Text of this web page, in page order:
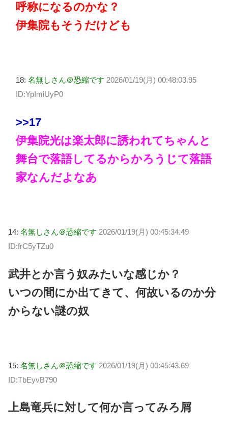
呼称になるのかな？
伊集院もそうだけども
18: 名無しさん＠恐縮です 2026/01/19(月) 00:48:03.95
ID:YpImiUyP0
>>17
伊集院光は楽太郎に誘われてちゃんと
舞台で落語してるからかろうじて落語
家なんだよなあ
14: 名無しさん＠恐縮です 2026/01/19(月) 00:45:34.49
ID:frC5yTZu0
武井とか言う奴みたいな感じか？
いつの間にか出てきて、何故いるのか分
からない謎の奴
15: 名無しさん＠恐縮です 2026/01/19(月) 00:45:43.69
ID:TbEyvB790
上島竜兵に対して何か言ってみろ屑